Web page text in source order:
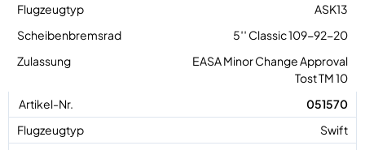
ASK13
5′′ Classic 109-92-20
EASA Minor Change Approval
Tost TM 10
051570
Swift